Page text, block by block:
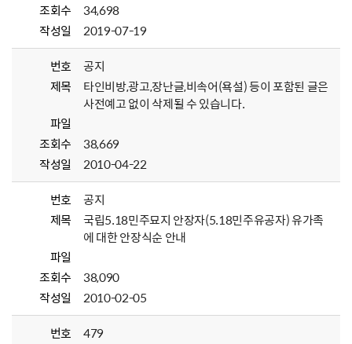
조회수
34,698
작성일
2019-07-19
번호
공지
제목
타인비방,광고,장난글,비속어(욕설) 등이 포함된 글은
사전예고 없이 삭제될 수 있습니다.
파일
조회수
38,669
작성일
2010-04-22
번호
공지
제목
국립5.18민주묘지 안장자(5.18민주유공자) 유가족
에 대한 안장식순 안내
파일
조회수
38,090
작성일
2010-02-05
번호
479